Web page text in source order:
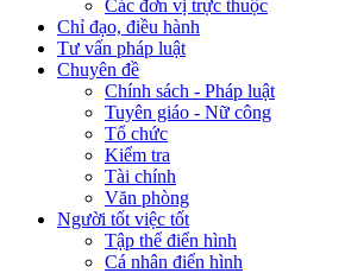
Các đơn vị trực thuộc
Chỉ đạo, điều hành
Tư vấn pháp luật
Chuyên đề
Chính sách - Pháp luật
Tuyên giáo - Nữ công
Tổ chức
Kiểm tra
Tài chính
Văn phòng
Người tốt việc tốt
Tập thể điển hình
Cá nhân điển hình